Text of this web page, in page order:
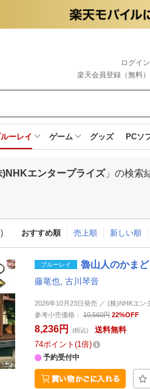
ログイン
楽天会員登録（無料）
ーレイ ゲーム グッズ PCソ
エンタープライズ」の検索
おすすめ順 売上順 新しい順
ブルーレイ 魯山人のかま
藤竜也 古川琴音
2026年10月23日発売 ／ (株)NHKエン
参考小売価格：
10,560円 22%OFF
8,236円 (税込)
送料無料
74ポイント 1倍
予約受付中